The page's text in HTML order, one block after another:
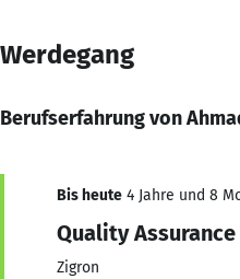
Werdegang
Berufserfahrung von
Bis heute 4 Jahre und 8
Quality
Zigron